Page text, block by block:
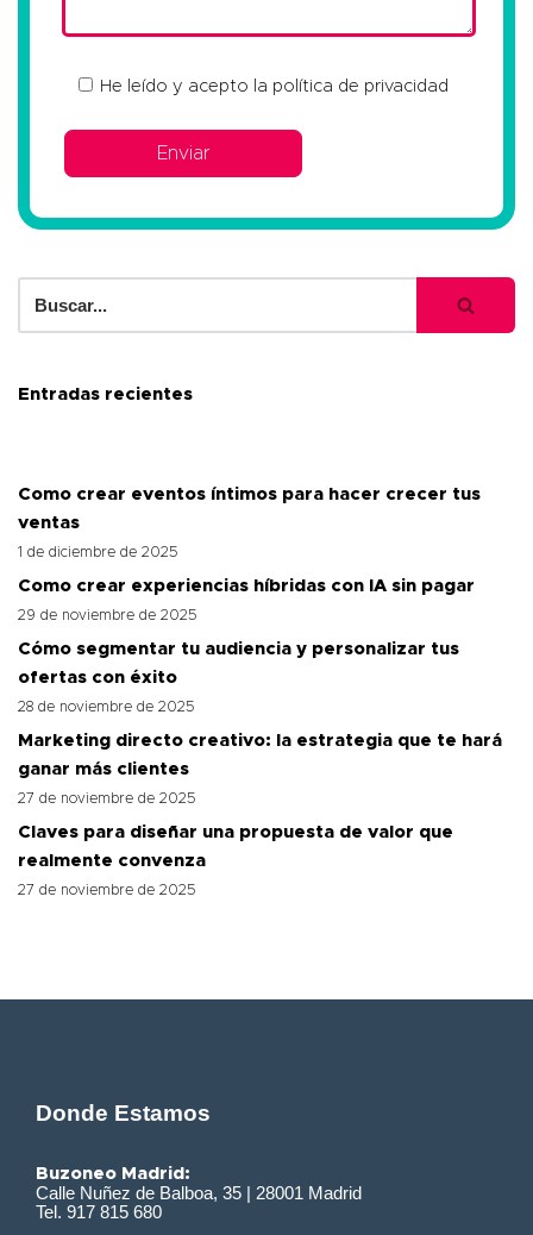
He leído y acepto la política de privacidad
Entradas recientes
Como crear eventos íntimos para hacer crecer tus
ventas
1 de diciembre de 2025
Como crear experiencias híbridas con IA sin pagar
29 de noviembre de 2025
Cómo segmentar tu audiencia y personalizar tus
ofertas con éxito
28 de noviembre de 2025
Marketing directo creativo: la estrategia que te hará
ganar más clientes
27 de noviembre de 2025
Claves para diseñar una propuesta de valor que
realmente convenza
27 de noviembre de 2025
Donde Estamos
Buzoneo Madrid:
Calle Nuñez de Balboa, 35 | 28001 Madrid
Tel. 917 815 680